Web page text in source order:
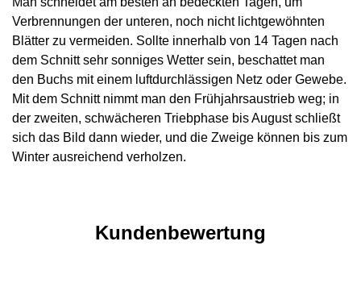
Verbrennungen der unteren, noch nicht lichtgewöhnten
Blätter zu vermeiden. Sollte innerhalb von 14 Tagen nach
dem Schnitt sehr sonniges Wetter sein, beschattet man
den Buchs mit einem luftdurchlässigen Netz oder Gewebe.
Mit dem Schnitt nimmt man den Frühjahrsaustrieb weg; in
der zweiten, schwächeren Triebphase bis August schließt
sich das Bild dann wieder, und die Zweige können bis zum
Winter ausreichend verholzen.
Kundenbewertung